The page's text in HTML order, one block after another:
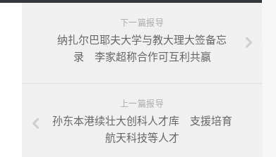
下一篇报导
纳扎尔巴耶夫大学与教大理大签备忘
录 李家超称合作可互利共赢
上一篇报导
孙东本港续壮大创科人才库 支援培育
航天科技等人才